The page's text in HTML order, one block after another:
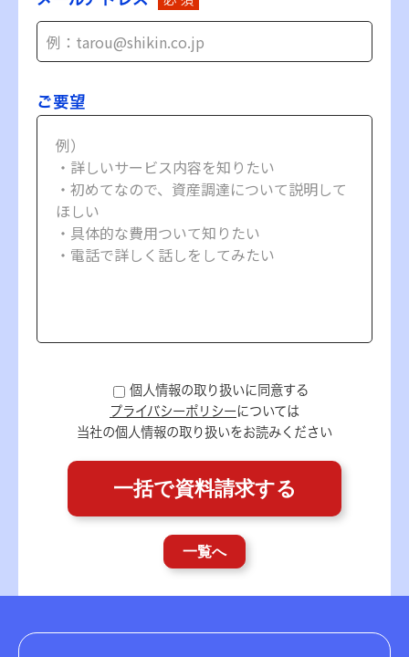
ご要望
個人情報の取り扱いに同意する
プライバシーポリシーについては
当社の個人情報の取り扱いをお読みください
一覧へ